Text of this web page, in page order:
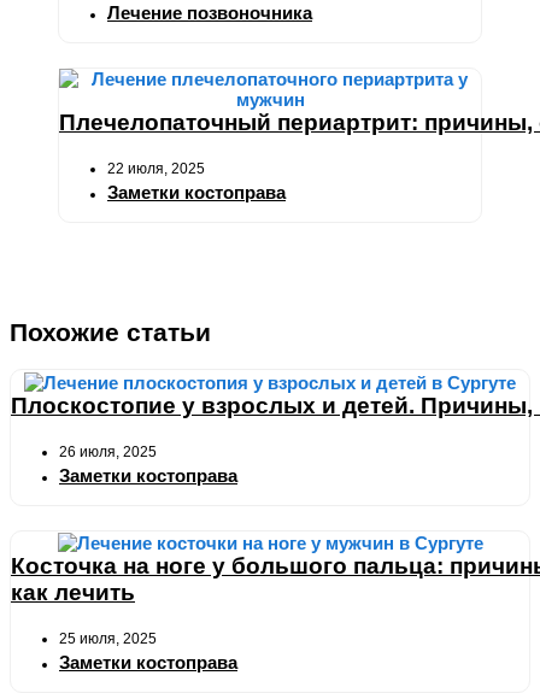
Лечение позвоночника
Плечелопаточный периартрит:
22 июля, 2025
Заметки костоправа
Похожие статьи
Плоскостопие у взрослых и детей.
26 июля, 2025
Заметки костоправа
Косточка на ноге у большого пальца:
как лечить
25 июля, 2025
Заметки костоправа